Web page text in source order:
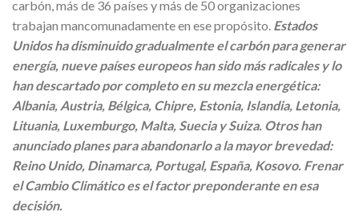
carbón, más de 36 países y más de 50 organizaciones
trabajan mancomunadamente en ese propósito. Estados
Unidos ha disminuido gradualmente el carbón para generar
energía, nueve países europeos han sido más radicales y lo
han descartado por completo en su mezcla energética:
Albania, Austria, Bélgica, Chipre, Estonia, Islandia, Letonia,
Lituania, Luxemburgo, Malta, Suecia y Suiza. Otros han
anunciado planes para abandonarlo a la mayor brevedad:
Reino Unido, Dinamarca, Portugal, España, Kosovo. Frenar
el Cambio Climático es el factor preponderante en esa
decisión.